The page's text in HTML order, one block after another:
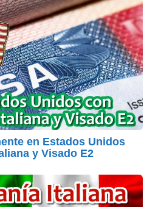
en Estados Unidos
y Visado E2